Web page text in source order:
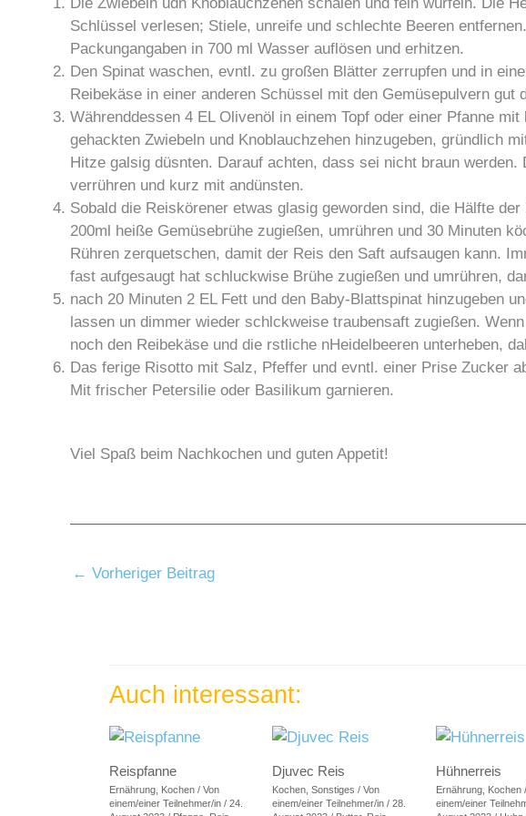
Schlüssel verlesen; Stiele, unreife und schlechte Beeren
Packungangaben in 700 ml Wasser auflösen und erhitzen.
Den Spinat waschen, evntl. zu großen Blätter zerrupfen und in
Reibekäse in einer anderen Schüssel mit den Gemüsepulvern gut
Währenddessen 4 EL Olivenöl in einem Topf oder einer Pfanne
gehackten Zwiebeln und Knoblauchzehen hinzugeben, gründlich
Hitze galsig düsnten. Darauf achten, dass sei nicht braun
verrühren und kurz mit andünsten.
Sobald die Reiskörener etwas glasig geworden sind, die Hälfte
200ml heiße Gemüsebrühe zugießen, umrühren und 30 Minuten
Rühren zerquetschen, damit der Reis den Saft aufsaugen kann.
fast aufgesaugt hat schluckwise Brühe zugießen und umrühren,
nach 20 Minuten 2 EL Fett und den Baby-Blattspinat hinzugeben
lassen un dimmer wieder schlckweise traubensaft zugießen.
noch den Reibekäse und die rstliche nHeidelbeeren unterheben,
Das ferige Risotto mit Salz, Pfeffer und evntl. einer Prise Zucker
Mit frischer Petersilie oder Basilikum garnieren.
Viel Spaß beim Nachkochen und guten Appetit!
← Vorheriger Beitrag
Auch interessant:
Reispfanne
Ernährung, Kochen/ Von
einem/einer Teilnehmer/in / 24.
Djuvec Reis
Kochen ,Sonstiges / Von
einem/einer Teilnehmer/in/28.
Hühnerreis
Ernährung Kochen
einem/einer